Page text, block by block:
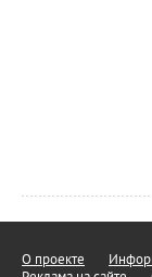
О проекте